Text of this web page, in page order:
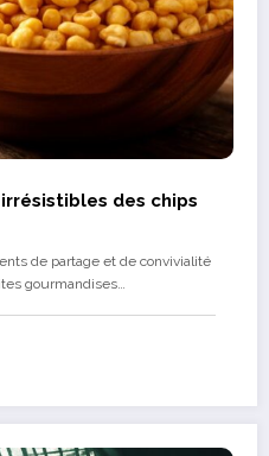
des chips
de partage et de convivialité
gourmandises…